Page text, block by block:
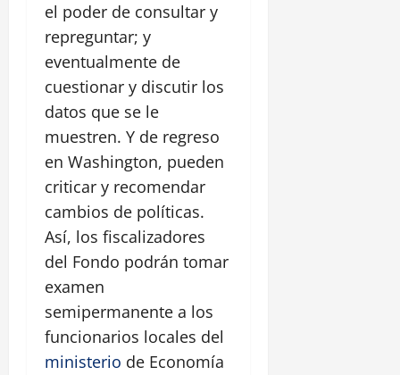
el poder de consultar y
repreguntar; y
eventualmente de
cuestionar y discutir los
datos que se le
muestren. Y de regreso
en Washington, pueden
criticar y recomendar
cambios de políticas.
Así, los fiscalizadores
del Fondo podrán tomar
examen
semipermanente a los
funcionarios locales del
ministerio de Economía